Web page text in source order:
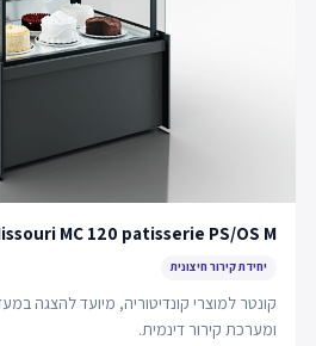
MC 120 patisserie PS/OS M
יחידת קירור חיצונית
ומערכת קירור דינמית.